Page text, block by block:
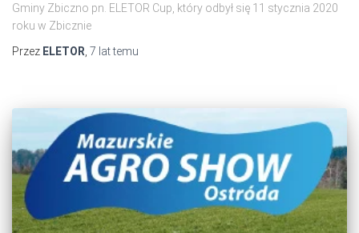
Gminy Zbiczno pn. ELETOR Cup, który odbył się 11 stycznia 2020
roku w Zbicznie
Przez ELETOR 7 lattemu